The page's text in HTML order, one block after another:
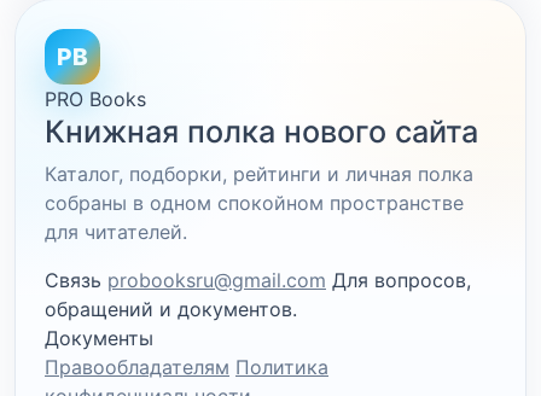
PB
PRO Books
Книжная полка нового сайта
Каталог, подборки, рейтинги и личная полка
собраны в одном спокойном пространстве
для читателей.
Связь probooksru@gmail.com Для вопросов,
обращений и документов.
Документы
Правообладателям Политика